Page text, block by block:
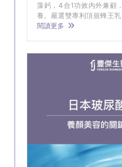
藻鈣，4合1功效內外兼顧
養。嚴選雙專利頂規蜂王乳
足量添加，給予女王級的呵
閱讀更多